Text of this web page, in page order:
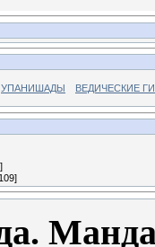
УПАНИШАДЫ ВЕДИЧЕСКИЕ